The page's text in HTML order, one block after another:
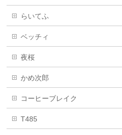
らいてふ
ベッチィ
夜桜
かめ次郎
コーヒーブレイク
T485